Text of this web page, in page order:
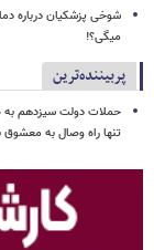
شوخی پزشکیان درباره
میگی؟!
پربیننده‌ترین
حملات دولت سیزدهم به
تنها راه وصال به معشوق